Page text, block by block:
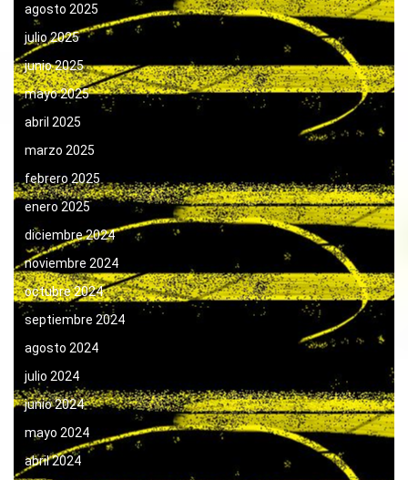
agosto 2025
julio 2025
junio 2025
mayo 2025
abril 2025
marzo 2025
febrero 2025
enero 2025
diciembre 2024
noviembre 2024
octubre 2024
septiembre 2024
agosto 2024
julio 2024
junio 2024
mayo 2024
abril 2024